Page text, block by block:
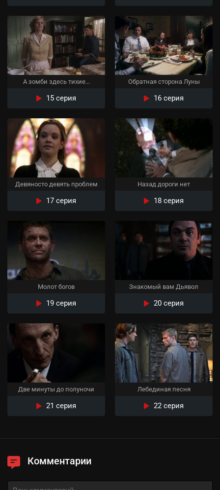
А зомби здесь тихие...
15 серия
Обратная сторона Луны
16 серия
Девяносто девять проблем
17 серия
Назад дороги нет
18 серия
Молот богов
19 серия
Знакомый вам Дьявол
20 серия
Две минуты до полуночи
21 серия
Лебединая песня
22 серия
Комментарии